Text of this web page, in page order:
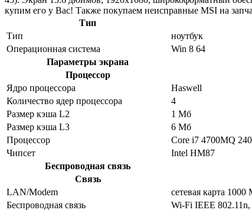
купим его у Вас! Также покупаем неисправные MSI на
Тип
Тип
ноутбук
Операционная система
Win 8 64
Параметры экрана
Процессор
Ядро процессора
Haswell
Количество ядер процессора
4
Размер кэша L2
1 Мб
Размер кэша L3
6 Мб
Процессор
Core i7 4700MQ
Чипсет
Intel HM87
Беспроводная связь
Связь
LAN/Modem
сетевая карта
Беспроводная связь
Wi-Fi IEEE